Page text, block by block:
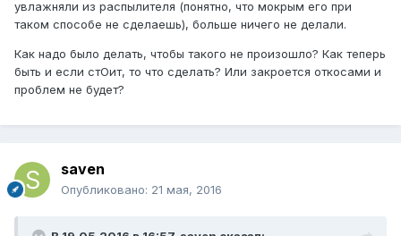
увлажняли из распылителя (понятно, что мокрым его при
таком способе не сделаешь), больше ничего не делали.
Как надо было делать, чтобы такого не произошло? Как теперь
быть и если стОит, то что сделать? Или закроется откосами и
проблем не будет?
saven
Опубликовано: 21 мая, 2016